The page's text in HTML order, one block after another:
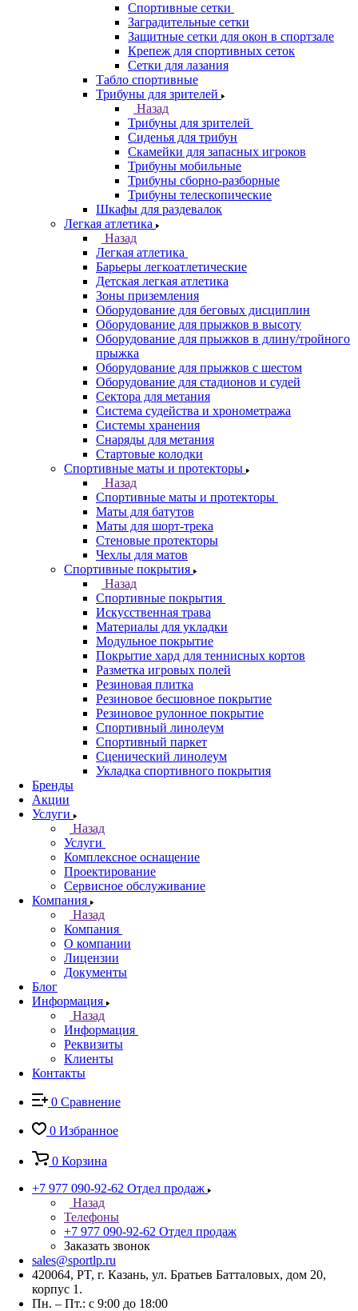
Спортивные сетки
Заградительные сетки
Защитные сетки для окон в спортзале
Крепеж для спортивных сеток
Сетки для лазания
Табло спортивные
Трибуны для зрителей
Назад
Трибуны для зрителей
Сиденья для трибун
Скамейки для запасных игроков
Трибуны мобильные
Трибуны сборно-разборные
Трибуны телескопические
Шкафы для раздевалок
Легкая атлетика
Назад
Легкая атлетика
Барьеры легкоатлетические
Детская легкая атлетика
Зоны приземления
Оборудование для беговых дисциплин
Оборудование для прыжков в высоту
Оборудование для прыжков в длину/тройного
прыжка
Оборудование для прыжков с шестом
Оборудование для стадионов и судей
Сектора для метания
Система судейства и хронометража
Системы хранения
Снаряды для метания
Стартовые колодки
Спортивные маты и протекторы
Назад
Спортивные маты и протекторы
Маты для батутов
Маты для шорт-трека
Стеновые протекторы
Чехлы для матов
Спортивные покрытия
Назад
Спортивные покрытия
Искусственная трава
Материалы для укладки
Модульное покрытие
Покрытие хард для теннисных кортов
Разметка игровых полей
Резиновая плитка
Резиновое бесшовное покрытие
Резиновое рулонное покрытие
Спортивный линолеум
Спортивный паркет
Сценический линолеум
Укладка спортивного покрытия
Бренды
Акции
Услуги
Назад
Услуги
Комплексное оснащение
Проектирование
Сервисное обслуживание
Компания
Назад
Компания
О компании
Лицензии
Документы
Блог
Информация
Назад
Информация
Реквизиты
Клиенты
Контакты
0 Сравнение
0 Избранное
0 Корзина
+7 977 090-92-62 Отдел продаж
Назад
Телефоны
+7 977 090-92-62 Отдел продаж
Заказать звонок
sales@sportlp.ru
420064, PT, г. Казань, ул. Братьев Батталовых, дом 20,
корпус 1.
Пн. – Пт.: с 9:00 до 18:00